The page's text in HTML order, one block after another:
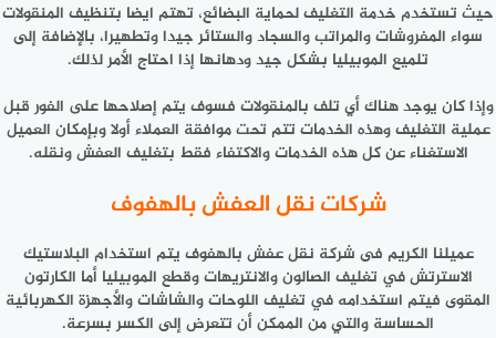
حيث تستخدم خدمة التغليف لحماية البضائع، تهتم ايضا بتنظيف المنقولات
سواء المفروشات والمراتب والسجاد والستائر جيدا وتطهيرا، بالإضافة إلى
تلميع الموبيليا بشكل جيد ودهانها إذا احتاج الأمر لذلك.
وإذا كان يوجد هناك أي تلف بالمنقولات فسوف يتم إصلاحها على الفور قبل
عملية التغليف وهذه الخدمات تتم تحت موافقة العملاء أولا وبإمكان العميل
الاستغناء عن كل هذه الخدمات والاكتفاء فقط بتغليف العفش ونقله.
شركات نقل العفش بالهفوف
عميلنا الكريم فى شركة نقل عفش بالهفوف يتم استخدام البلاستيك
الاسترتش في تغليف الصالون والانتريهات وقطع الموبيليا أما الكارتون
المقوى فيتم استخدامه في تغليف اللوحات والشاشات والأجهزة الكهربائية
الحساسة والتي من الممكن أن تتعرض إلى الكسر بسرعة.